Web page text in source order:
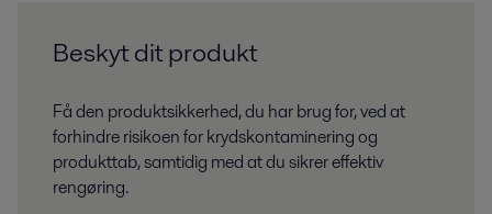
Hjemmet og personlig pleje Køling
Beskyt dit produkt
Få den produktsikkerhed, du har brug for, ved at
forhindre risikoen for krydskontaminering og
produkttab, samtidig med at du sikrer effektiv
rengøring.